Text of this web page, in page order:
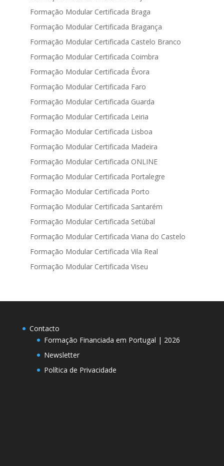
Formação Modular Certificada Braga
Formação Modular Certificada Bragança
Formação Modular Certificada Castelo Branco
Formação Modular Certificada Coimbra
Formação Modular Certificada Évora
Formação Modular Certificada Faro
Formação Modular Certificada Guarda
Formação Modular Certificada Leiria
Formação Modular Certificada Lisboa
Formação Modular Certificada Madeira
Formação Modular Certificada ONLINE
Formação Modular Certificada Portalegre
Formação Modular Certificada Porto
Formação Modular Certificada Santarém
Formação Modular Certificada Setúbal
Formação Modular Certificada Viana do Castelo
Formação Modular Certificada Vila Real
Formação Modular Certificada Viseu
Contacto
Formação Financiada em Portugal | 2026
Newsletter
Política de Privacidade